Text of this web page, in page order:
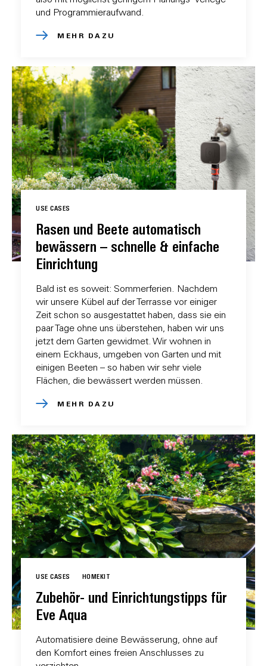
und Programmieraufwand.
MEHR DAZU
USE CASES
Rasen und Beete automatisch
bewässern – schnelle & einfache
Einrichtung
Bald ist es soweit: Sommerferien. Nachdem
wir unsere Kübel auf der Terrasse vor einiger
Zeit schon so ausgestattet haben, dass sie ein
paar Tage ohne uns überstehen, haben wir uns
jetzt dem Garten gewidmet. Wir wohnen in
einem Eckhaus, umgeben von Garten und mit
einigen Beeten – so haben wir sehr viele
Flächen, die bewässert werden müssen.
MEHR DAZU
USE CASES HOMEKIT
Zubehör- und Einrichtungstipps für
Eve Aqua
Automatisiere deine Bewässerung, ohne auf
den Komfort eines freien Anschlusses zu